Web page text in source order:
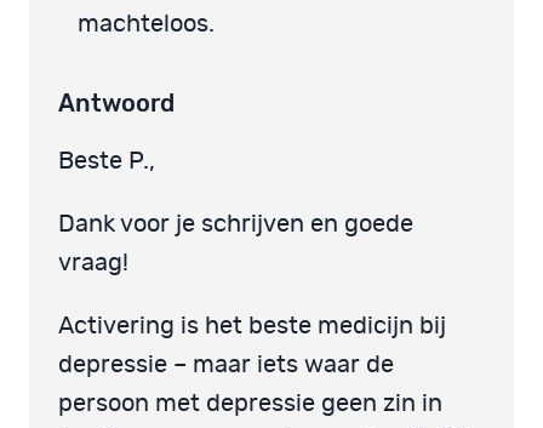
machteloos.
Antwoord
Beste P.,
Dank voor je schrijven en goede
vraag!
Activering is het beste medicijn bij
depressie – maar iets waar de
persoon met depressie geen zin in